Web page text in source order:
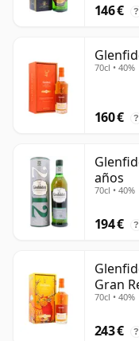
146 € ?
70cl • 40%
160 € ?
años
70cl • 40%
194 € ?
Gran
70cl • 40%
243 € ?